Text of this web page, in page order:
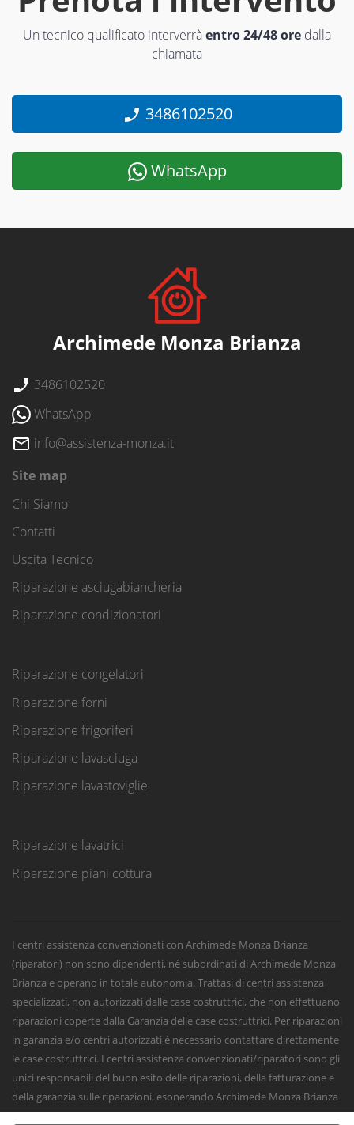
Un tecnico qualificato interverràentro 24/48 ore dalla
chiamata
3486102520
WhatsApp
Archimede Monza Brianza
3486102520
WhatsApp
info@assistenza-monza.it
Site map
Chi Siamo
Contatti
Uscita Tecnico
Riparazione asciugabiancheria
Riparazione condizionatori
Riparazione congelatori
Riparazione forni
Riparazione frigoriferi
Riparazione lavasciuga
Riparazione lavastoviglie
Riparazione lavatrici
Riparazione piani cottura
I centri assistenza convenzionati con Archimede Monza Brianza
(riparatori) non sono dipendenti, né subordinati di Archimede Monza
Brianza e operano in totale autonomia. Trattasi di centri assistenza
specializzati, non autorizzati dalle case costruttrici, che non effettuano
riparazioni coperte dalla Garanzia delle case costruttrici. Per riparazioni
in garanzia e/o centri autorizzati è necessario contattare direttamente
le case costruttrici. I centri assistenza convenzionati/riparatori sono gli
unici responsabili del buon esito delle riparazioni, della fatturazione e
della garanzia sulle riparazioni, esonerando Archimede Monza Brianza
da qualsiasi responsabilità civile, penale o fiscale sugli interventi e sulle